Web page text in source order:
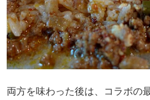
両方を味わった後は、コラボの